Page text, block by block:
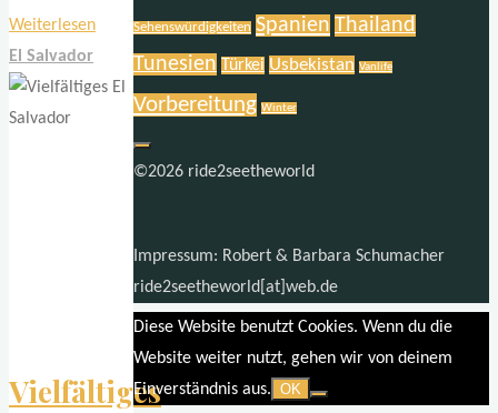
Weiterlesen"Abschied
einem
Herzensland
El Salvador
Vielfältiges
Sehenswürdigkeiten Spanien Thailand
Tunesien
Türkei Usbekistan Vanlife
Vorbereitung Winter
©2026 ride2seetheworld
Impressum: Robert & Barbara Schumacher
ride2seetheworld[at]web.de
Diese Website benutzt Cookies. Wenn du die
Website weiter nutzt, gehen wir von deinem
Einverständnis aus. OK